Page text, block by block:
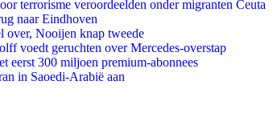
terrorisme veroordeelden onder migranten Ceuta
naar Eindhoven
over, Nooijen knap tweede
voedt geruchten over Mercedes-overstap
eerst 300 miljoen premium-abonnees
in Saoedi-Arabië aan